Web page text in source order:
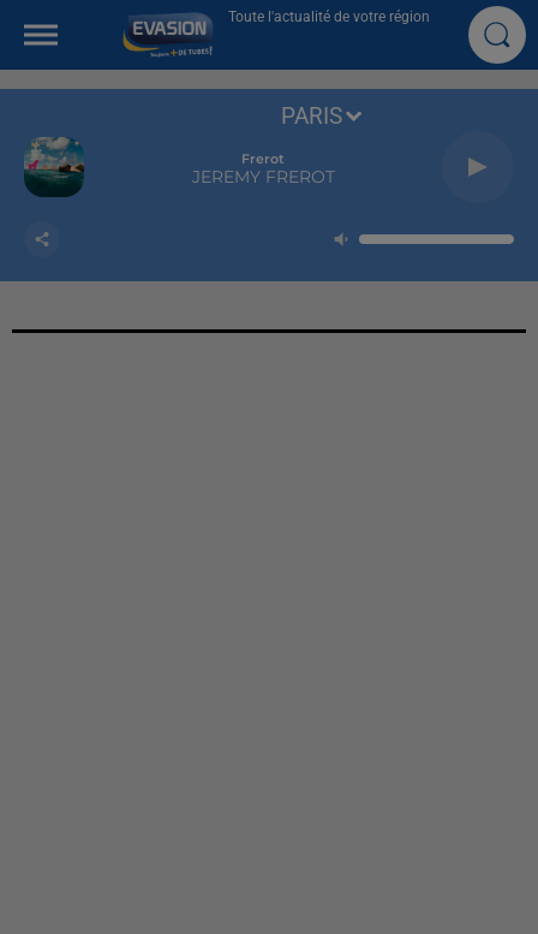
Toute l'actualité de votre région
Frerot
JEREMY FREROT
PARIS